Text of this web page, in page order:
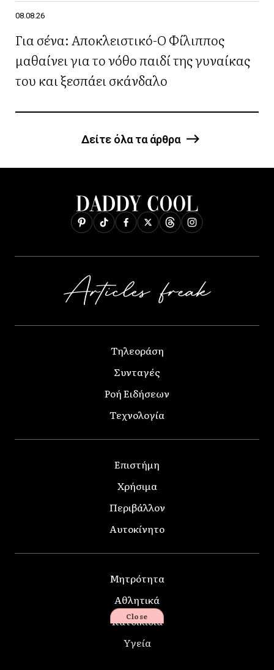
08.08.26
Για σένα: Αποκλειστικό-Ο Φίλιππος
μαθαίνει για το νόθο παιδί της γυναίκας
του και ξεσπάει σκάνδαλο
Δείτε όλα τα άρθρα
Τηλεοράση
Συνταγές
Ροή Ειδήσεων
Τεχνολογία
Επιστήμη
Χρήσιμα
Περιβάλλον
Αυτοκίνητο
Μητρότητα
Αθλητικά
Κατοικίδια
Υγεία
Close